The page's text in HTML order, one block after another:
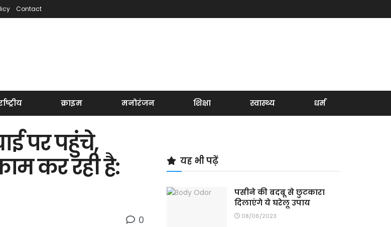
Contact
क्राइम मनोरंजन शिक्षा स्वास्थ्य धर्म
पर पहुंचे,
कर रही है:
0
यह भी पढ़ें
पसीने की बदबू से छुटकारा
दिलाएंगे ये घरेलू उपाय
08/06/2023